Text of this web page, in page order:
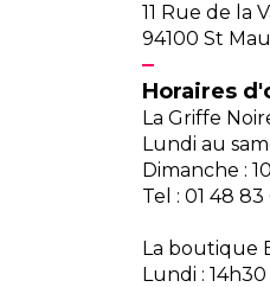
11 Rue de la
94100 St
Horaires
La Griffe
Lundi au
Dimanche :
Tel : 01 48 83
La boutique
Lundi : 14h30